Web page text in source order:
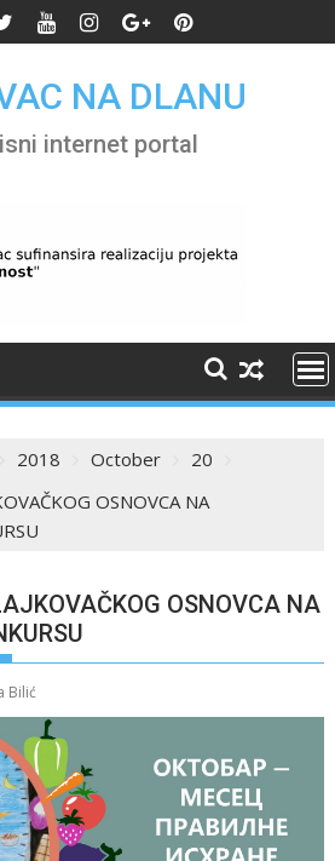
NA DLANU
internet portal
2018 October
20
OSNOVCA NA
OSNOVCA NA
Bilić